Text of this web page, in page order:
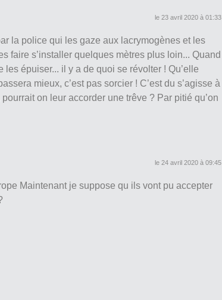
le 23 avril 2020 à 01:33
la police qui les gaze aux lacrymogènes et les
faire s’installer quelques mètres plus loin... Quand
épuiser... il y a de quoi se révolter ! Qu’elle
mieux, c’est pas sorcier ! C’est du s’agisse à
on leur accorder une trêve ? Par pitié qu’on
le 24 avril 2020 à 09:45
Maintenant je suppose qu ils vont pu accepter